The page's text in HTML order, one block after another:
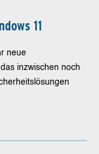
11
neue
inzwischen noch